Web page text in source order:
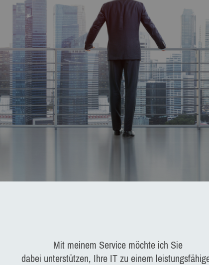
Mit meinem Service möchte ich Sie
dabei unterstützen, Ihre IT zu einem